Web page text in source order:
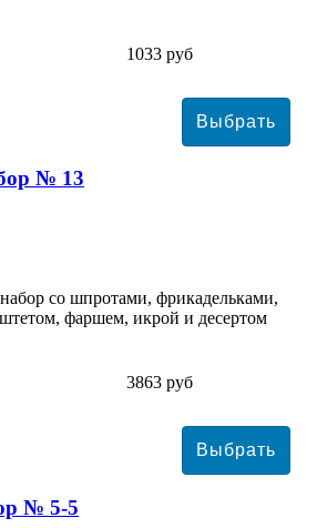
1033 руб
№ 13
со шпротами, фрикадельками,
фаршем, икрой и десертом
3863 руб
№ 5-5